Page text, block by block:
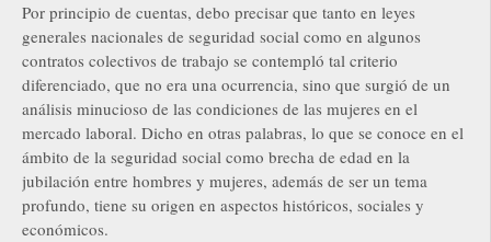
Por principio de cuentas, debo precisar que tanto en leyes
generales nacionales de seguridad social como en algunos
contratos colectivos de trabajo se contempló tal criterio
diferenciado, que no era una ocurrencia, sino que surgió de un
análisis minucioso de las condiciones de las mujeres en el
mercado laboral. Dicho en otras palabras, lo que se conoce en el
ámbito de la seguridad social como brecha de edad en la
jubilación entre hombres y mujeres, además de ser un tema
profundo, tiene su origen en aspectos históricos, sociales y
económicos.